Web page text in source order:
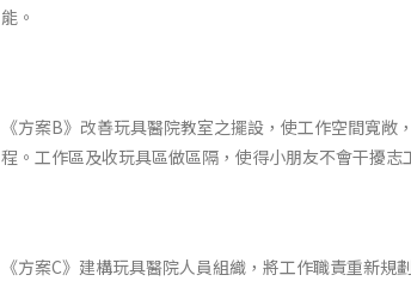
能。
《方案B》改善玩具醫院教室之擺設，使工作空間寬
程。工作區及收玩具區做區隔，使得小朋友不會干擾志
《方案C》建構玩具醫院人員組織，將工作職責重新規